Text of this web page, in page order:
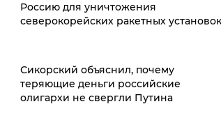
Россию для уничтожения
северокорейских ракетных установок
Сикорский объяснил, почему
теряющие деньги российские
олигархи не свергли Путина